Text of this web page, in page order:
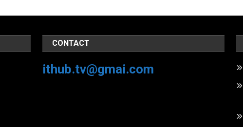
CONTACT
ithub.tv@gmai.com